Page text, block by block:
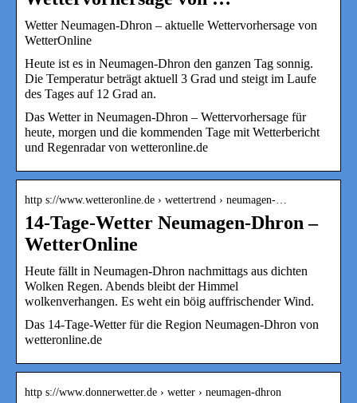
Wetter Neumagen-Dhron – aktuelle Wettervorhersage von
WetterOnline
Heute ist es in Neumagen-Dhron den ganzen Tag sonnig.
Die Temperatur beträgt aktuell 3 Grad und steigt im Laufe
des Tages auf 12 Grad an.
Das Wetter in Neumagen-Dhron – Wettervorhersage für
heute, morgen und die kommenden Tage mit Wetterbericht
und Regenradar von wetteronline.de
http s://www.wetteronline.de › wettertrend › neumagen-…
14-Tage-Wetter Neumagen-Dhron –
WetterOnline
Heute fällt in Neumagen-Dhron nachmittags aus dichten
Wolken Regen. Abends bleibt der Himmel
wolkenverhangen. Es weht ein böig auffrischender Wind.
Das 14-Tage-Wetter für die Region Neumagen-Dhron von
wetteronline.de
http s://www.donnerwetter.de › wetter › neumagen-dhron